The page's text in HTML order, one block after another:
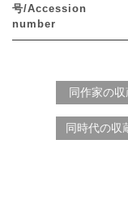
号/Accession
number